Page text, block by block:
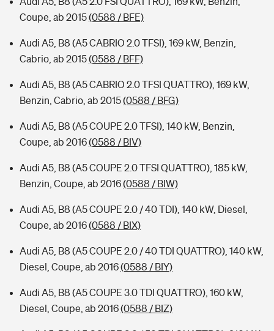
Coupe, ab 2015(0588 / BFE)
Audi A5, B8 (A5 CABRIO 2.0 TFSI), 169 kW, Benzin,
Cabrio, ab 2015(0588 / BFF)
Audi A5, B8 (A5 CABRIO 2.0 TFSI QUATTRO), 169 kW,
Benzin, Cabrio, ab 2015(0588 / BFG)
Audi A5, B8 (A5 COUPE 2.0 TFSI), 140 kW, Benzin,
Coupe, ab 2016(0588 / BIV)
Audi A5, B8 (A5 COUPE 2.0 TFSI QUATTRO), 185 kW,
Benzin, Coupe, ab 2016(0588 / BIW)
Audi A5, B8 (A5 COUPE 2.0 / 40 TDI), 140 kW, Diesel,
Coupe, ab 2016(0588 / BIX)
Audi A5, B8 (A5 COUPE 2.0 / 40 TDI QUATTRO), 140 kW,
Diesel, Coupe, ab 2016(0588 / BIY)
Audi A5, B8 (A5 COUPE 3.0 TDI QUATTRO), 160 kW,
Diesel, Coupe, ab 2016(0588 / BIZ)